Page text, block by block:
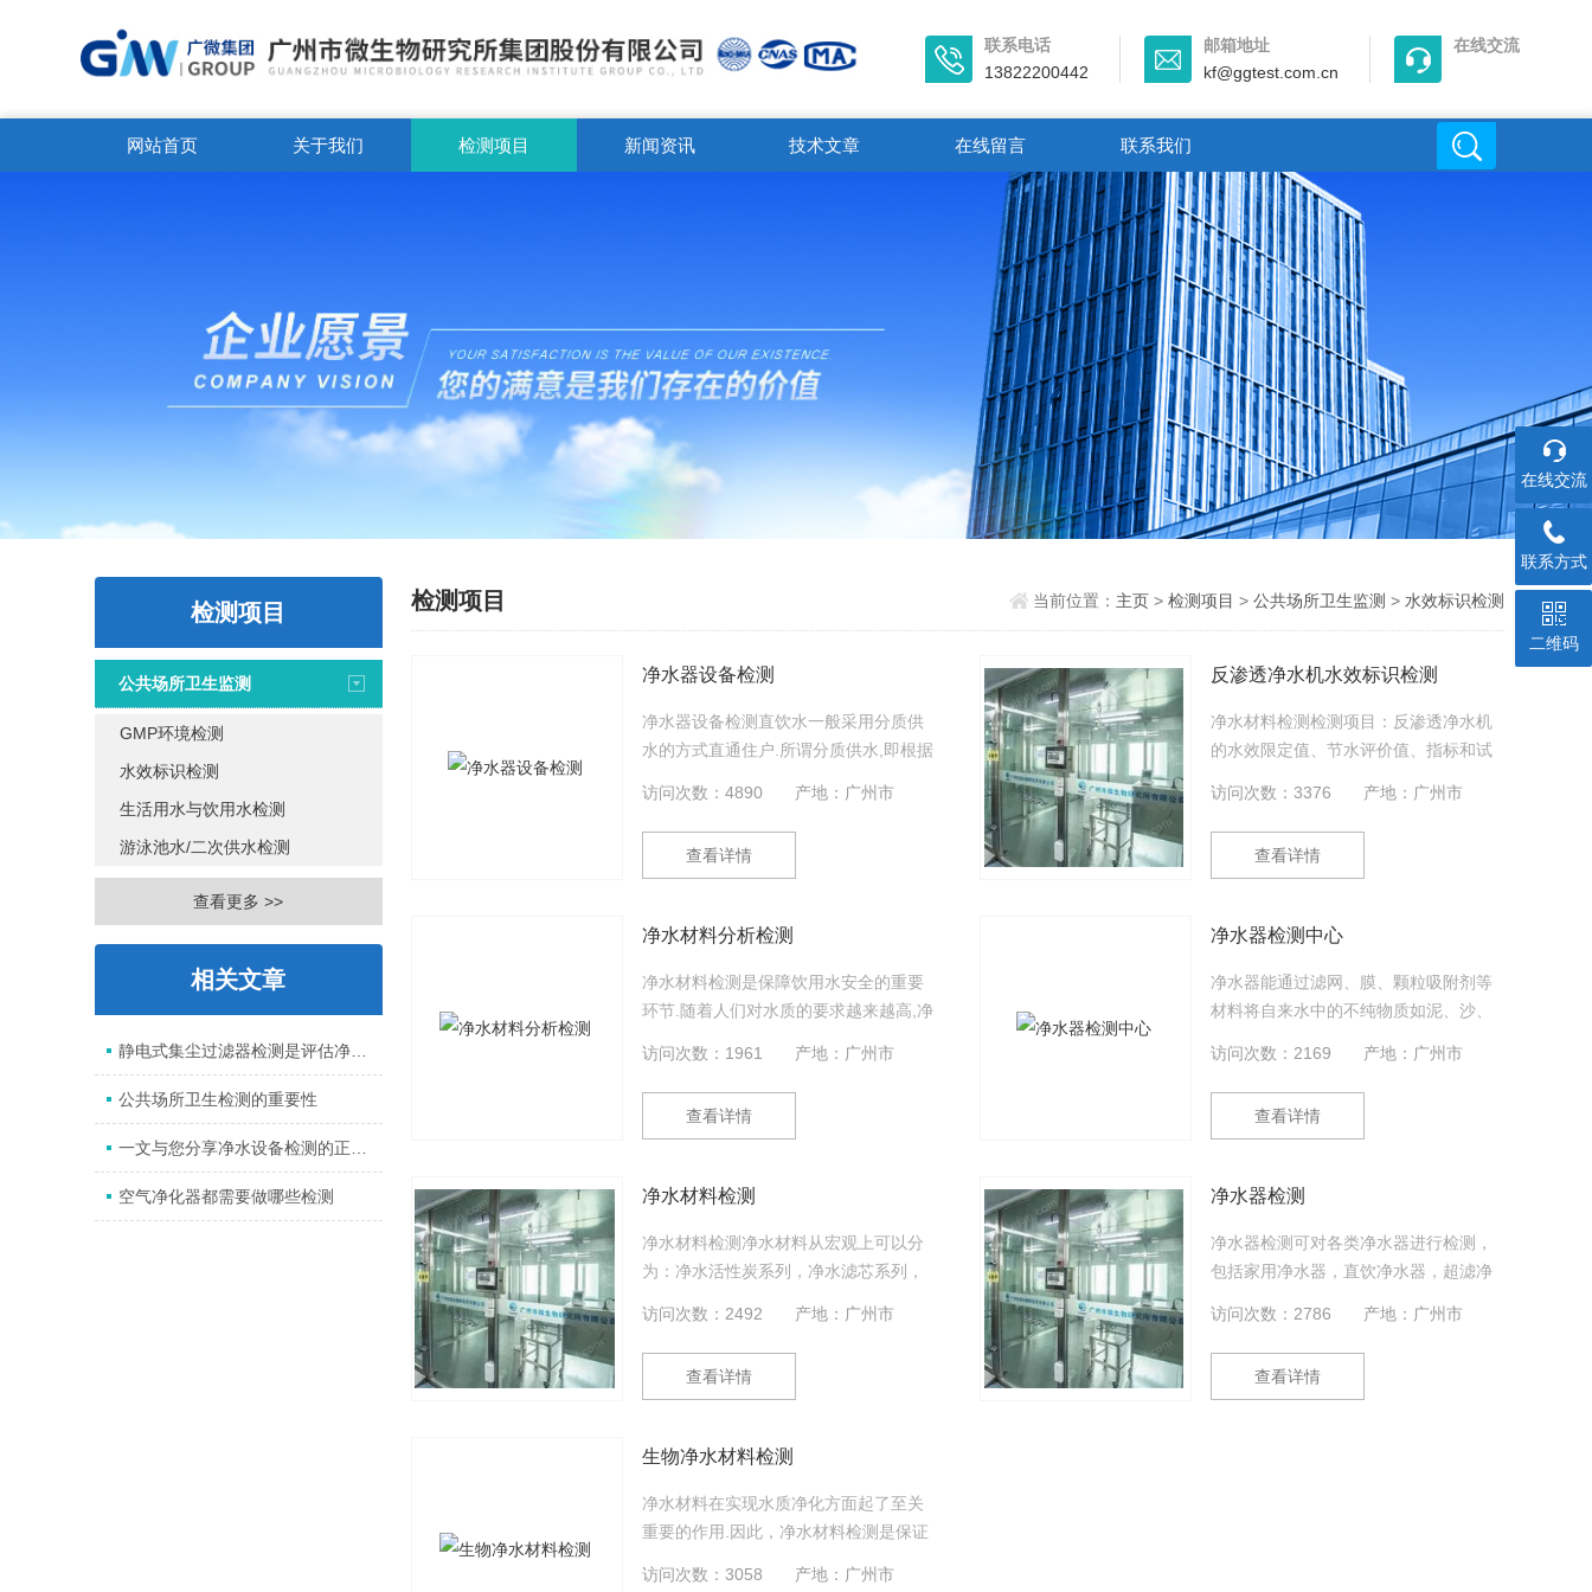
联系电话
13822200442
邮箱地址
kf@ggtest.com.cn
在线交流
网站首页 关于我们 检测项目 新闻资讯 技术文章 在线留言 联系我们
检测项目
公共场所卫生监测
GMP环境检测
水效标识检测
生活用水与饮用水检测
游泳池水/二次供水检测
查看更多 >>
相关文章
静电式集尘过滤器检测是评估净化效能的关键
公共场所卫生检测的重要性
空气净化器都需要做哪些检测
检测项目 当前位置： 主页 >检测项目 >公共场所卫生监测 > 水效标识检测
净水器设备检测
净水器设备检测直饮水一般采用分质供
水的方式直通住户.所谓分质供水,即根据
的自来水为生活饮用水,把自来水中生活
用水和直接饮用水分开,另设管网,采用特
殊工艺将自来水进行深度加工处理成可
水分质、分流,达到直饮的目的，并满足
优质优用、低质低用的要求.
访问次数：4890 产地：广州市
查看详情
反渗透净水机水效标识检测
净水材料检测检测项目：反渗透净水机
的水效限定值、节水评价值、指标和试
访问次数：3376 产地：广州市
查看详情
净水材料分析检测
净水材料检测是保障饮用水安全的重要
环节.随着人们对水质的要求越来越高,净
访问次数：1961 产地：广州市
查看详情
净水器检测中心
净水器能通过滤网、膜、颗粒吸附剂等
材料将自来水中的不纯物质如泥、沙、
等过滤并去除,提供安全、干净、健康的
饮水.但是,技术含量较高的制造过程和品
控体系保障也使得净水器检测显得至关
访问次数：2169 产地：广州市
查看详情
净水材料检测
净水材料检测净水材料从宏观上可以分
为：净水活性炭系列，净水滤芯系列，
料系列！
访问次数：2492 产地：广州市
查看详情
净水器检测
净水器检测可对各类净水器进行检测，
包括家用净水器，直饮净水器，超滤净
内第三方净水器检测机构，检测项目包
括质量检测，水质检测，菌落总数检
测，性能检测，气密性，活性炭碘值检
访问次数：2786 产地：广州市
查看详情
生物净水材料检测
净水材料在实现水质净化方面起了至关
重要的作用.因此，净水材料检测是保证
访问次数：3058 产地：广州市
在线交流
联系方式
二维码